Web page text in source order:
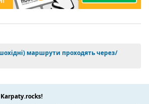
маршрути проходять через/